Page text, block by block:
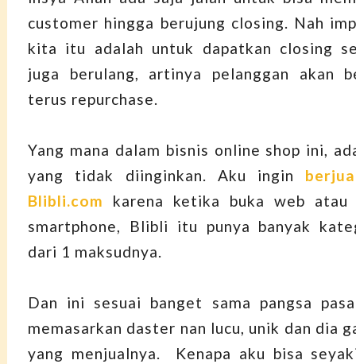
customer hingga berujung closing. Nah
kita itu adalah untuk dapatkan closing
juga berulang, artinya pelanggan akan
terus repurchase.
Yang mana dalam bisnis online shop ini,
yang tidak diinginkan. Aku ingin
Blibli.com karena ketika buka web atau
smartphone, Blibli itu punya banyak
dari 1 maksudnya.
Dan ini sesuai banget sama pangsa
memasarkan daster nan lucu, unik dan dia
yang menjualnya. Kenapa aku bisa